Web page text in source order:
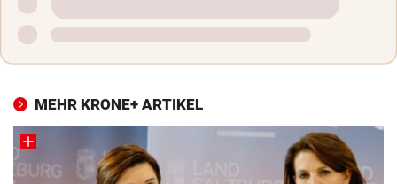
MEHR KRONE+ ARTIKEL